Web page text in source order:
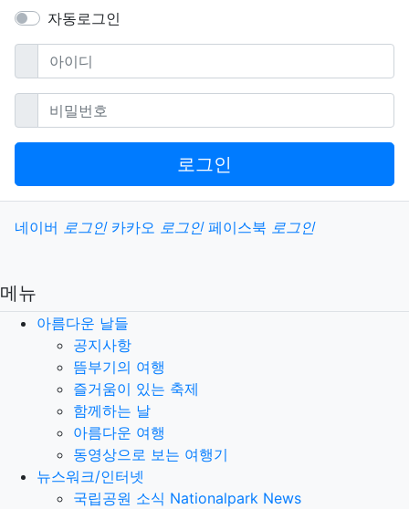
자동로그인
아이디필수
비밀번호필수
로그인
소셜계정으로 로그인
네이버 로그인 카카오 로그인 페이스북 로그인
메뉴
아름다운 날들
공지사항
뜸부기의 여행
즐거움이 있는 축제
함께하는 날
아름다운 여행
동영상으로 보는 여행기
뉴스워크/인터넷
국립공원 소식 Nationalpark News